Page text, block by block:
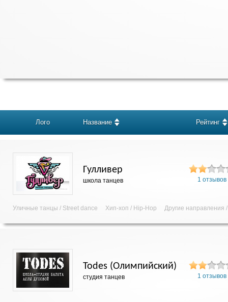
Лого Название Рейтинг
Гулливер
школа танцев 1 отзывов
Уличные танцы / Street dance Хип-хоп / Hip-Hop Другие направления
Todes (Олимпийский)
студия танцев 1 отзывов